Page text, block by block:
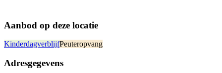
Aanbod op deze locatie
KinderdagverblijfPeuteropvang
Adresgegevens